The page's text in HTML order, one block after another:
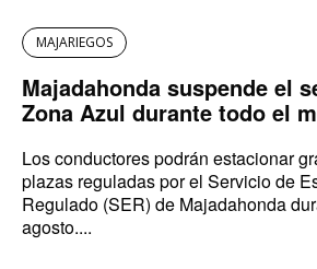
MAJARIEGOS
Majadahonda suspende el
Zona Azul durante todo el
Los conductores podrán estacionar
plazas reguladas por el Servicio de
Regulado (SER) de Majadahonda
agosto....